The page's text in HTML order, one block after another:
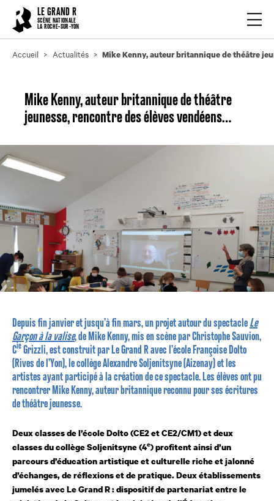
LE GRAND R
SCÈNE NATIONALE
LA ROCHE-SUR-YON
Accueil Actualités Mike Kenny, auteur britannique de théâtre
Mike Kenny, auteur britannique de théâtre
jeunesse, rencontre des élèves vendéens…
Depuis fin janvier et jusqu’à fin mars, un projet autour du spectacle Le
Garçon à la valise, de Mike Kenny,mis en scène par Christophe Sauvion,
Cie Grizzli, est construit par Le Grand R avec l’école Françoise Dolto
(Rives de l’Yon), le collège Alexandre Soljenitsyne (Aizenay) et les
artistes ayant participé à la création de ce spectacle. Les élèves ont pu
rencontrer Mike Kenny,auteur britannique reconnu pour ses écritures
de théâtre jeunesse.
Deux classes de l’école Dolto (CE2 et CE2/CM1) et deux
classes du collège Soljenitsyne (4e) profitent ainsi d’un
parcours d’éducation artistique et culturelle riche et jalonné
d’échanges, de réflexions et de pratique. Deux établissements
jumelés avec Le Grand R : dispositifde partenariat entre le
Cookies management panel